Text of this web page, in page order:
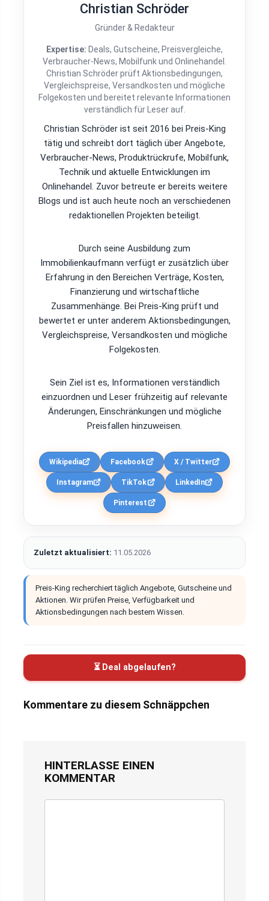
Christian Schröder
Gründer & Redakteur
Expertise: Deals, Gutscheine, Preisvergleiche,
Verbraucher-News, Mobilfunk und Onlinehandel.
Christian Schröder prüft Aktionsbedingungen,
Vergleichspreise, Versandkosten und mögliche
Folgekosten und bereitet relevante Informationen
verständlich für Leser auf.
Christian Schröder ist seit 2016 bei Preis-King
tätig und schreibt dort täglich über Angebote,
Verbraucher-News, Produktrückrufe, Mobilfunk,
Technik und aktuelle Entwicklungen im
Onlinehandel. Zuvor betreute er bereits weitere
Blogs und ist auch heute noch an verschiedenen
redaktionellen Projekten beteiligt.
Durch seine Ausbildung zum
Immobilienkaufmann verfügt er zusätzlich über
Erfahrung in den Bereichen Verträge, Kosten,
Finanzierung und wirtschaftliche
Zusammenhänge. Bei Preis-King prüft und
bewertet er unter anderem Aktionsbedingungen,
Vergleichspreise, Versandkosten und mögliche
Folgekosten.
Sein Ziel ist es, Informationen verständlich
einzuordnen und Leser frühzeitig auf relevante
Änderungen, Einschränkungen und mögliche
Preisfallen hinzuweisen.
Wikipedia Facebook X / Twitter
Instagram TikTok LinkedIn
Pinterest
Zuletzt aktualisiert: 11.05.2026
Preis-King recherchiert täglich Angebote, Gutscheine und
Aktionen. Wir prüfen Preise, Verfügbarkeit und
Aktionsbedingungen nach bestem Wissen.
⏳ Deal abgelaufen?
Kommentare zu diesem Schnäppchen
HINTERLASSE EINEN
KOMMENTAR